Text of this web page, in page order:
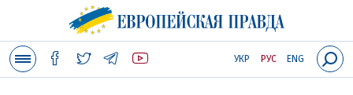
УКР РУС ENG